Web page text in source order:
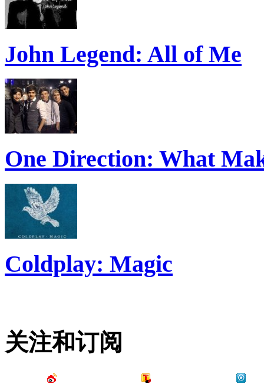
John Legend: All of Me
One Direction: What
Coldplay: Magic
关注和订阅